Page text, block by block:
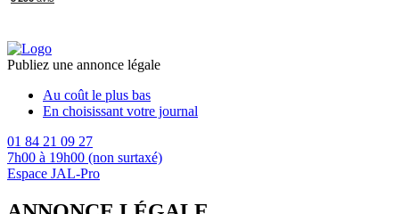
Publiez une annonce légale
Au coût le plus bas
En choisissant votre journal
01 84 21 09 27
7h00 à 19h00 (non surtaxé)
Espace JAL-Pro